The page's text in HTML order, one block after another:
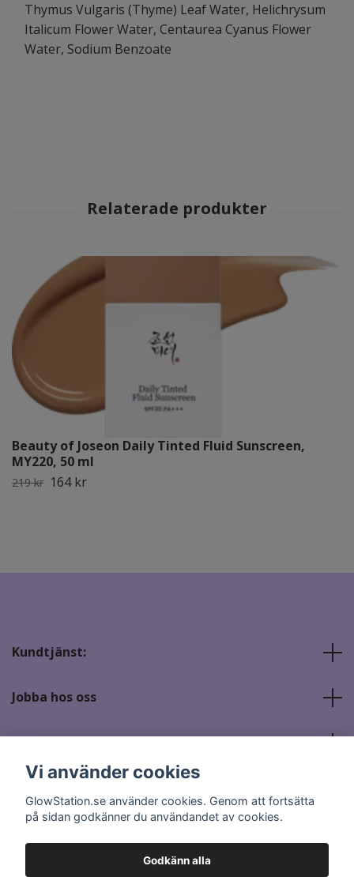
Thymus Vulgaris (Thyme) Leaf Water, Helichrysum
Italicum Flower Water, Centaurea Cyanus Flower
Water, Sodium Benzoate
Beauty of Joseon Daily Tinted Fluid Sunscreen,
MY220, 50 ml
219 kr 164 kr
Kundtjänst:
Jobba hos oss
Sociala medier
Vi använder cookies
GlowStation.se använder cookies. Genom att fortsätta
på sidan godkänner du användandet av cookies.
Godkänn alla